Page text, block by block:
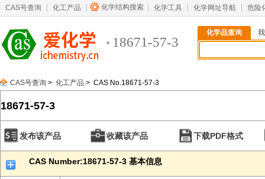
CAS号查询 化工产品 化学结构搜索 化学工具 化学网址导航 危险
18671-57-3
化学品查询
CAS号查询 > 化工产品 > CAS No.18671-57-3
18671-57-3
发布该产品 收藏该产品 下载PDF格式
CAS Number:18671-57-3 基本信息